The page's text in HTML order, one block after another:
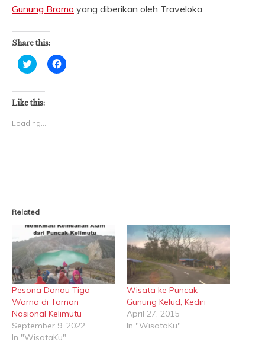
Gunung Bromo yang diberikan oleh Traveloka.
Share this:
Click
to
Twitter
(Opens
in
window)
Click
to
Like this:
Loading...
Related
Pesona Danau Tiga
Warna di Taman
Nasional Kelimutu
September 9, 2022
In "WisataKu"
Wisata ke Puncak
Gunung Kelud, Kediri
April 27, 2015
In "WisataKu"